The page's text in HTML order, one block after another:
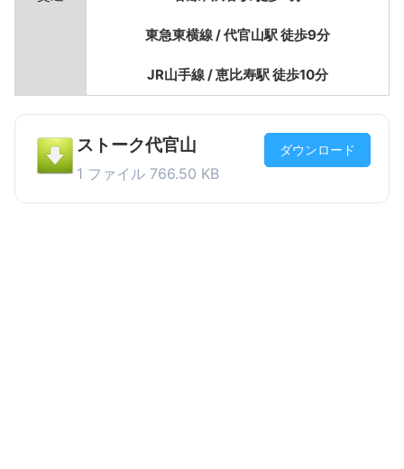
東急東横線 / 代官山駅 徒歩9分
JR山手線 / 恵比寿駅 徒歩10分
ストーク代官山
1 ファイル 766.50 KB
ダウンロード